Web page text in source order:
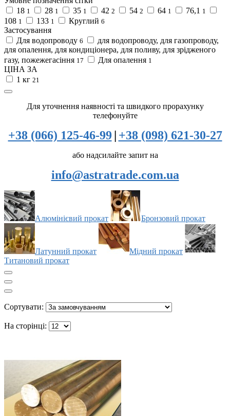
18 1 28 1 35 1 42 2 54 2 64 1 76,1 1
108 1 133 1 Круглий 6
Застосування
Для водопроводу 6
для водопроводу, для газопроводу,
для опалення, для кондиціонера, для поливу, для зрідженого
газу, пожежегасіння 17 Для опалення 1
ЦІНА ЗА
1 кг 21
Для уточнення наявності та швидкого прорахунку
телефонуйте
+38 (066) 125-46-99 | +38 (098) 621-30-27
або надсилайте запит на
info@astratrade.com.ua
Алюмінієвий прокат Бронзовий прокат
Латунний прокат
Мідний прокат
Титановий прокат
Сортувати:
На сторінці: